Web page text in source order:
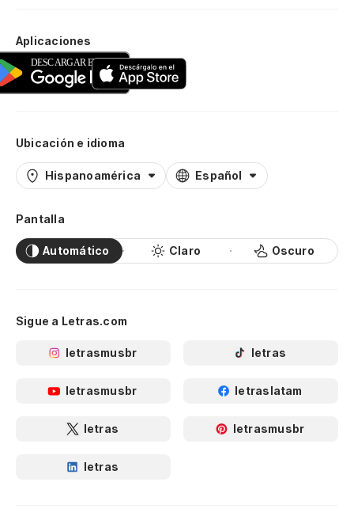
Aplicaciones
Ubicación e idioma
Hispanoamérica Español
Pantalla
Automático Claro Oscuro
Sigue a Letras.com
letrasmusbr letras
letrasmusbr letraslatam
letras letrasmusbr
letras